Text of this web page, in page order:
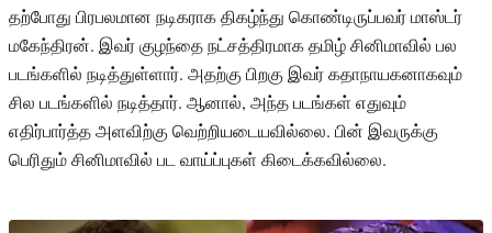
தற்போது பிரபலமான நடிகராக திகழ்ந்து கொண்டிருப்பவர் மாஸ்டர்
மகேந்திரன். இவர் குழந்தை நட்சத்திரமாக தமிழ் சினிமாவில் பல
படங்களில் நடித்துள்ளார். அதற்கு பிறகு இவர் கதாநாயகனாகவும்
சில படங்களில் நடித்தார். ஆனால், அந்த படங்கள் எதுவும்
எதிர்பார்த்த அளவிற்கு வெற்றியடையவில்லை. பின் இவருக்கு
பெரிதும் சினிமாவில் பட வாய்ப்புகள் கிடைக்கவில்லை.